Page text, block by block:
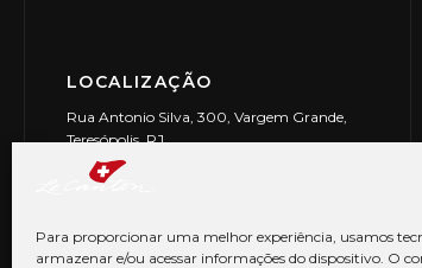
Para proporcionar uma melhor experiência, usamos
armazenar e/ou acessar informações do dispositivo. O
LOCALIZAÇÃO
Rua Antonio Silva, 300, Vargem Grande,
Teresópolis, RJ
CEP: 25990-150